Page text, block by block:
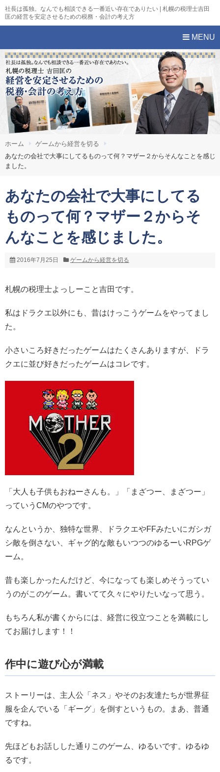
社長は孤独。なんでも相談できる一番近い存在でありたい | 札幌の税理士吉田
匡の経営を安定させるための税務・会計の考え方
MENU
ホーム
ゲームから経営を切る
あなたの会社で大事にしてるものって何？マザー２からそんなことを感じ
ました。
あなたの会社で大事にしてる
ものって何？マザー２からそ
んなことを感じました。
2016年7月25日 ゲームから経営を切る
札幌の税理士よっしーこと吉田です。
私はドラクエ以外にも、昔はけっこうゲームをやってまし
た。
小さいころ好きだったゲームはたくさんありますが、ドラ
クエに並び好きだったゲームはコレです。
「大人も子供もおねーさんも。」「まざつー、まざつー」
っていうCMのやつです。
なんというか、独特な世界、ドラクエやFFみたいにガシガ
シ敵を倒さない、ギャグ的な敵もいつつのゆるーいRPGゲ
ーム。
昔も楽しかったんだけど、今になっても楽しめそうってい
うのがこのゲーム。書いてて久々にやりたいなって思う。
もちろん私が書くからには、経営に役立つことを満載にし
てお届けします！！
作中に遊び心が満載
ストーリーは、主人公「ネス」やそのお友達たちが世界征
服を企んでいる「ギーグ」を倒すというもの。まあ、普通
ですね。
先ほどもお話しした通りこのゲーム、ゆるいです。ゆるゆ
るです。